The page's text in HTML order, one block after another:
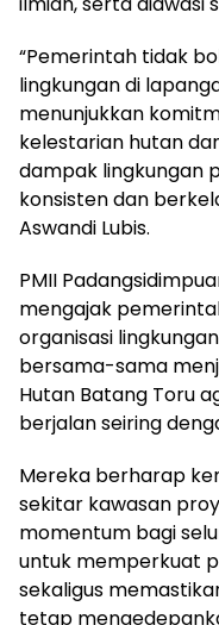
“Pemerintah tidak
lingkungan di
menunjukkan
kelestarian hutan
dampak lingkungan
konsisten dan
Aswandi Lubis.
PMII
mengajak
organisasi
bersama-sama
Hutan Batang Toru
berjalan seiring
Mereka berharap
sekitar kawasan
momentum bagi
untuk memperkuat
sekaligus
tetap